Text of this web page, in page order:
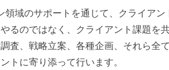
域のサポートを通じて、クライアン
るのではなく、クライアント課題を
査、戦略立案、各種企画、それら全
トに寄り添って行います。